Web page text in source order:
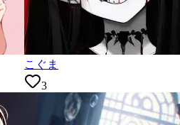
こぐま
3